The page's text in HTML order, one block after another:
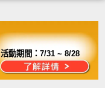
活動期間：7/31 ~ 8/28